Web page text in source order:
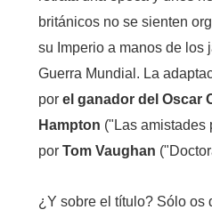
británicos no se sienten
su Imperio a manos de los
Guerra Mundial. La
por el ganador del Oscar
Hampton ("Las amistades
por Tom Vaughan
¿Y sobre el título? Sólo os